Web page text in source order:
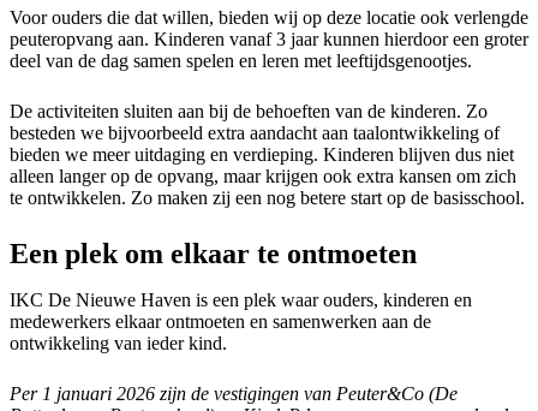
Voor ouders die dat willen, bieden wij op deze locatie ook verlengde
peuteropvang aan. Kinderen vanaf 3 jaar kunnen hierdoor een groter
deel van de dag samen spelen en leren met leeftijdsgenootjes.
De activiteiten sluiten aan bij de behoeften van de kinderen. Zo
besteden we bijvoorbeeld extra aandacht aan taalontwikkeling of
bieden we meer uitdaging en verdieping. Kinderen blijven dus niet
alleen langer op de opvang, maar krijgen ook extra kansen om zich
te ontwikkelen. Zo maken zij een nog betere start op de basisschool.
Een plek om elkaar te ontmoeten
IKC De Nieuwe Haven is een plek waar ouders, kinderen en
medewerkers elkaar ontmoeten en samenwerken aan de
ontwikkeling van ieder kind.
Per 1 januari 2026 zijn de vestigingen van Peuter&Co (De